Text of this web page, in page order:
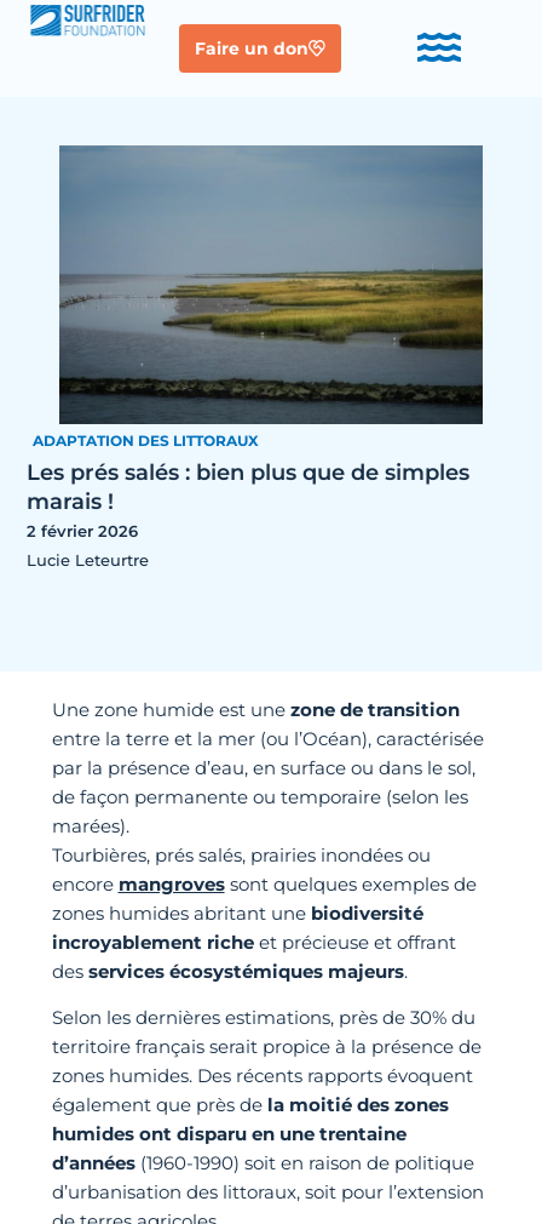
Faire un don
ADAPTATION DES LITTORAUX
Les prés salés : bien plus que de simples
marais !
2 février 2026
Lucie Leteurtre
Une zone humide est unezone de transition
entre la terre et la mer (ou l’Océan), caractérisée
par la présence d’eau, en surface ou dans le sol,
de façon permanente ou temporaire (selon les
marées).
Tourbières, prés salés, prairies inondées ou
encore mangrovessont quelques exemples de
zones humides abritant une biodiversité
incroyablement richeet précieuse et offrant
des services écosystémiques majeurs.
Selon les dernières estimations, près de 30% du
territoire français serait propice à la présence de
zones humides. Des récents rapports évoquent
également que près de la moitié des zones
humides ont disparu en une trentaine
d’années(1960-1990) soit en raison de politique
d’urbanisation des littoraux, soit pour l’extension